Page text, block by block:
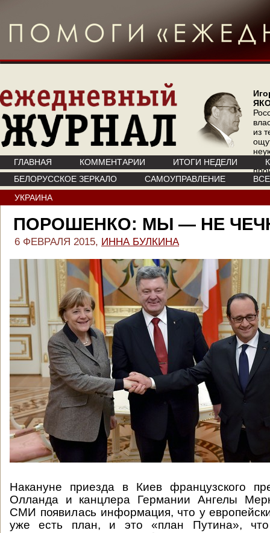
из
ГЛАВНАЯ КОММЕНТАРИИ ИТОГИ НЕДЕЛИ
БЕЛОРУССКОЕ ЗЕРКАЛО
САМОУПРАВЛЕНИЕ
УКРАИНА
ПОРОШЕНКО: МЫ — НЕ
6 ФЕВРАЛЯ 2015, ИННА БУЛКИНА
Накануне приезда в Киев французского
Олланда и канцлера Германии Ангелы
СМИ появилась информация, что у
уже есть план, и это «план Путина»,